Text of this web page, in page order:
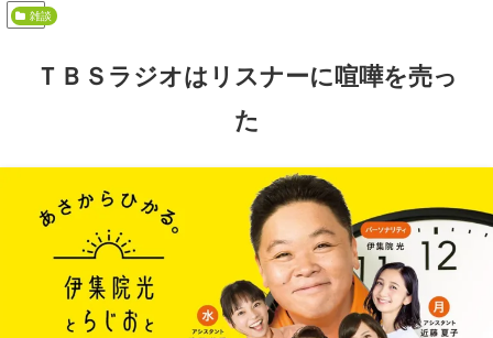
PR
ＴＢＳラジオはリスナーに喧嘩を売っ
た
雑談